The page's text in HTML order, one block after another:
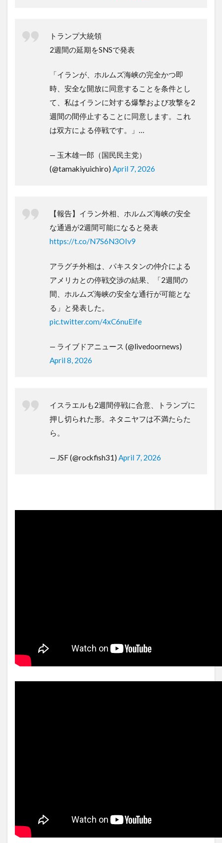
トランプ大統領
2週間の延期をSNSで発表
「イランが、ホルムズ海峡の完全かつ即
時、安全な開放に同意することを条件とし
て、私はイランに対する爆撃および攻撃を2
週間の間停止することに同意します。これ
は双方による停戦です。」…
— 玉木雄一郎（国民民主党）
(@tamakiyuichiro) April 7, 2026
【報告】イラン外相、ホルムズ海峡の安全
な通過が2週間可能になると発表
https://t.co/N7S6N3OIv9
アラグチ外相は、パキスタンの仲介による
アメリカとの停戦交渉の結果、「2週間の
間、ホルムズ海峡の安全な通行が可能とな
る」と発表した。
pic.twitter.com/4xC6nuEife
— ライブドアニュース (@livedoornews)
April 8, 2026
イスラエルも2週間停戦に合意、トランプに
押し切られた形。ネタニヤフは不満たらた
ら。
— JSF (@rockfish31) April 7, 2026